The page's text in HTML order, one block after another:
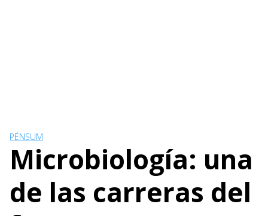
PÉNSUM
Microbiología: una
de las carreras del